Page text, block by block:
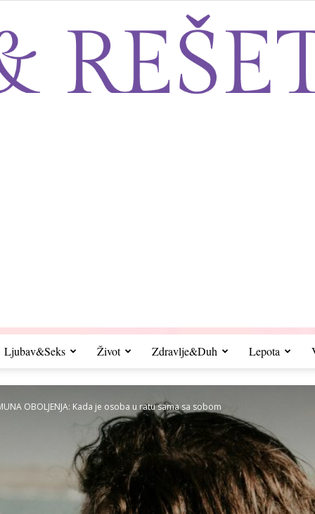
Ljubav&Seks Život Zdravlje&Duh Lepota
OBOLJENJA: Kada je osoba u ratu sama sa sobom